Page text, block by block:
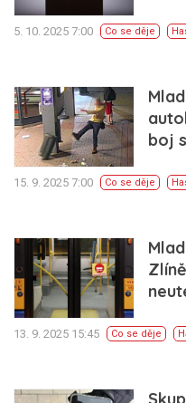
5. 10. 2025 7:00 Co se děje
boj
15. 9. 2025 7:00 Co se děje
13. 9. 2025 15:45 Co se děje